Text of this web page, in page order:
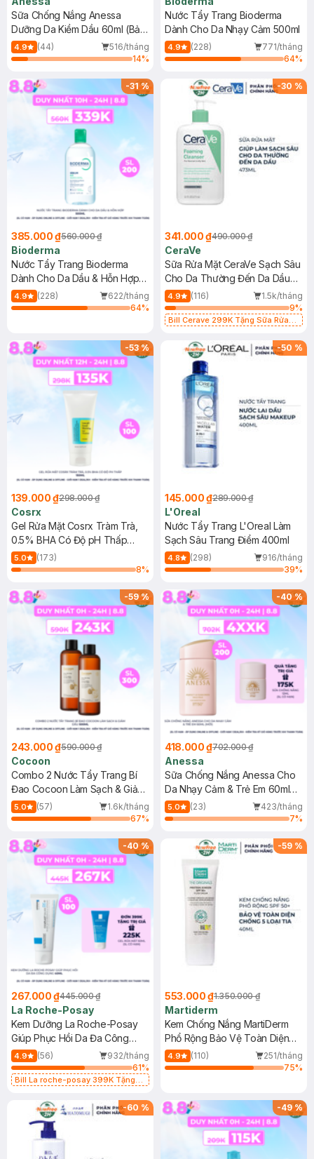
Sữa Chống Nắng Anessa
Dưỡng Da Kiềm Dầu 60ml (Bản
Mới)
4.9 (44)
516/tháng
14%
Nước Tẩy Trang Bioderma
Dành Cho Da Nhạy Cảm 500ml
4.9 (228)
771/tháng
64%
-31%
385.000 ₫560.000 ₫
Bioderma
Nước Tẩy Trang Bioderma
Dành Cho Da Dầu & Hỗn Hợp
500ml
4.9 (228)
622/tháng
64%
-30 %
341.000 ₫490.000 ₫
CeraVe
Sữa Rửa Mặt CeraVe Sạch Sâu
Cho Da Thường Đến Da Dầu
473ml
4.9 (116)
1.5k/tháng
9%
Bill Cerave 299K Tặng Sữa Rửa
-53%
139.000 ₫298.000 ₫
Cosrx
Gel Rửa Mặt Cosrx Tràm Trà,
0.5% BHA Có Độ pH Thấp
150ml
5.0
(173)
8%
-50 %
145.000 ₫289.000 ₫
L'Oreal
Nước Tẩy Trang L'Oreal Làm
Sạch Sâu Trang Điểm 400ml
4.8 (298)
916/tháng
39%
-59%
243.000 ₫590.000 ₫
Cocoon
Combo 2 Nước Tẩy Trang Bí
Đao Cocoon Làm Sạch & Giảm
Dầu 500ml
5.0 (57)
1.6k/tháng
67%
-40%
418.000 ₫702.000 ₫
Anessa
Sữa Chống Nắng Anessa Cho
Da Nhạy Cảm & Trẻ Em 60ml
(Mới)
5.0 (23)
423/tháng
7%
-40%
267.000 ₫445.000 ₫
La Roche-Posay
Kem Dưỡng La Roche-Posay
Giúp Phục Hồi Da Đa Công
Dụng 40ml
4.9 (56)
932/tháng
61%
Bill La roche-posay 399K Tặng
(SL có hạn)
-59 %
553.000 ₫1.350.000 ₫
Martiderm
Kem Chống Nắng MartiDerm
Phổ Rộng Bảo Vệ Toàn Diện
40ml
4.9 (110)
251/tháng
75%
-60 % -49%